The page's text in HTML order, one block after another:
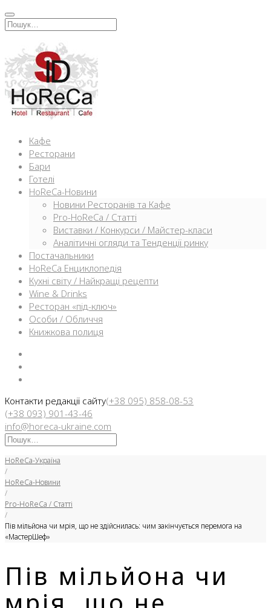
Перейти
кИскать:
Кафе
Ресторани
Бари
Готелі
HoReCa-Новини
Новини Ресторанів та Кафе
Pro-HoReCa / Статті
Виставки / Конкурси / Майстер-класи
Аналітичні огляди та Тенденції ринку
Постачальники
HoReCa Енциклопедія
Кухні світу / Найкращі рецепти
Wine & Drinks
Ресторан «під-ключ»
Особи / Обличчя
Книжкова полиця
Контакти редакції сайту(+38 095) 858-08-53
(+38 093) 901-43-46
info@horeca-ukraine.com
Искать:
HoReCa-Україна
/
HoReCa-Новини
/
Pro-HoReCa / Статті
/
Пів мільйона чи мрія, що не здійснилась: чим закінчується перемога на
«МастерШеф»
Пів мільйона чи